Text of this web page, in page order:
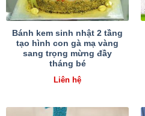
Bánh kem sinh nhật 2 tầng
tạo hình con gà mạ vàng
sang trọng mừng đầy
tháng bé
Liên hệ